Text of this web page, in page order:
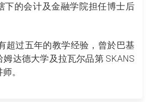
下的会计及金融学院担任博士后
超过五年的教学经验，曾於巴基
达德大学及拉瓦尔品第 SKANS
。